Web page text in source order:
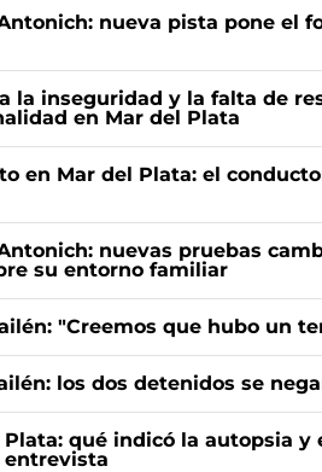
nueva pista pone el
la inseguridad y la falta de
en Mar del Plata
en Mar del Plata: el
nuevas pruebas
su entorno familiar
"Creemos que hubo un
los dos detenidos se
qué indicó la autopsia y
entrevista